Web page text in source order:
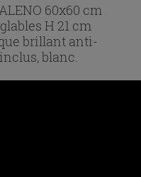
60x60 cm
H 21 cm
brillant anti-
blanc.